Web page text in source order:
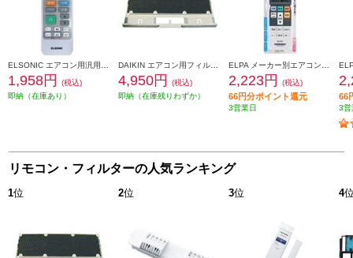
1,958円
(税込)
即納（在庫あり）
4,950円
(税込)
即納（在庫残りわずか）
2,223円 (税込)
66円分ポイント還元
3営業日
66
3営
リモコン・フィルターの人気ランキング
1位 2位 3位 4